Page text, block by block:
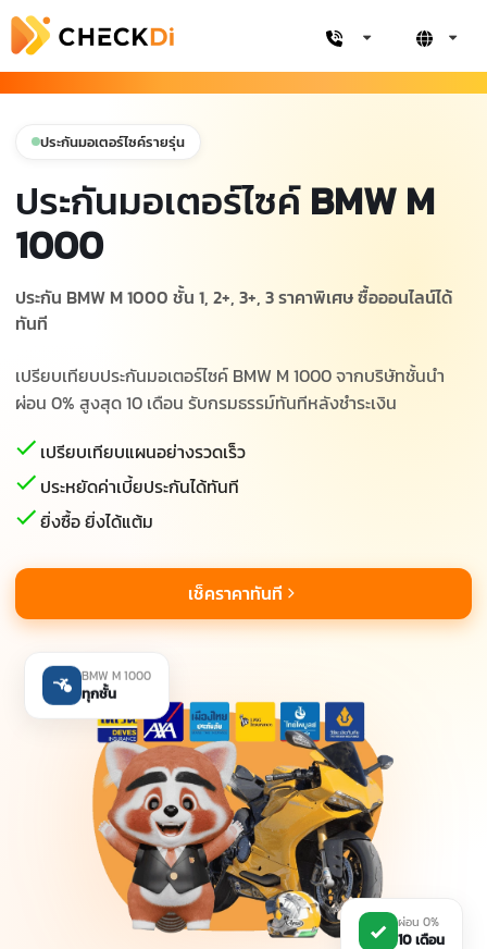
ประกันมอเตอร์ไซค์รายรุ่น
ประกันมอเตอร์ไซค์BMW M
1000
ประกัน BMW M 1000 ชั้น 1, 2+, 3+, 3 ราคาพิเศษ ซื้อออนไลน์ได้
ทันที
เปรียบเทียบประกันมอเตอร์ไซค์ BMW M 1000 จากบริษัทชั้นนำ
ผ่อน 0% สูงสุด 10 เดือน รับกรมธรรม์ทันทีหลังชำระเงิน
เปรียบเทียบแผนอย่างรวดเร็ว
ประหยัดค่าเบี้ยประกันได้ทันที
ยิ่งซื้อ ยิ่งได้แต้ม
เช็คราคาทันที
BMW M 1000
ทุกชั้น
ผ่อน 0%
10 เดือน